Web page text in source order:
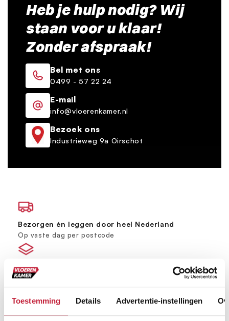
Toestemming Details Advertentie-instellingen
Heb je hulp nodig? Wij
staan voor u klaar!
Zonder afspraak!
Bel met ons
0499 - 57 22 24
E-mail
info@vloerenkamer.nl
Bezoek ons
Industrieweg 9a Oirschot
Bezorgen én leggen door heel Nederland
Op vaste dag per postcode
Grootste vloerenspeciaalzaak van Brabant
Ruim 600 m² showroom